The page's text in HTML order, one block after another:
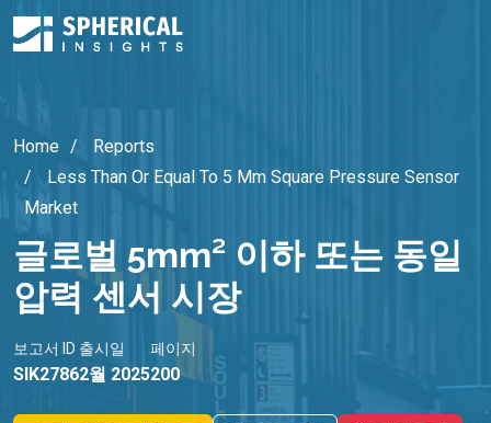
Home
Reports
Less Than Or Equal To 5 Mm Square Pressure Sensor
Market
글로벌 5mm² 이하 또는 동일
압력 센서 시장
보고서 ID
SIK2786
출시일
2월 2025
페이지
200